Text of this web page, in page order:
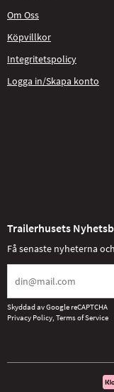
Om Oss
Köpvillkor
Integritetspolicy
Logga in/Skapa konto
Trailerhusets
Få senaste nyheterna
Skyddad av Google reCAPTCHA
Privacy Policy, Terms of Service